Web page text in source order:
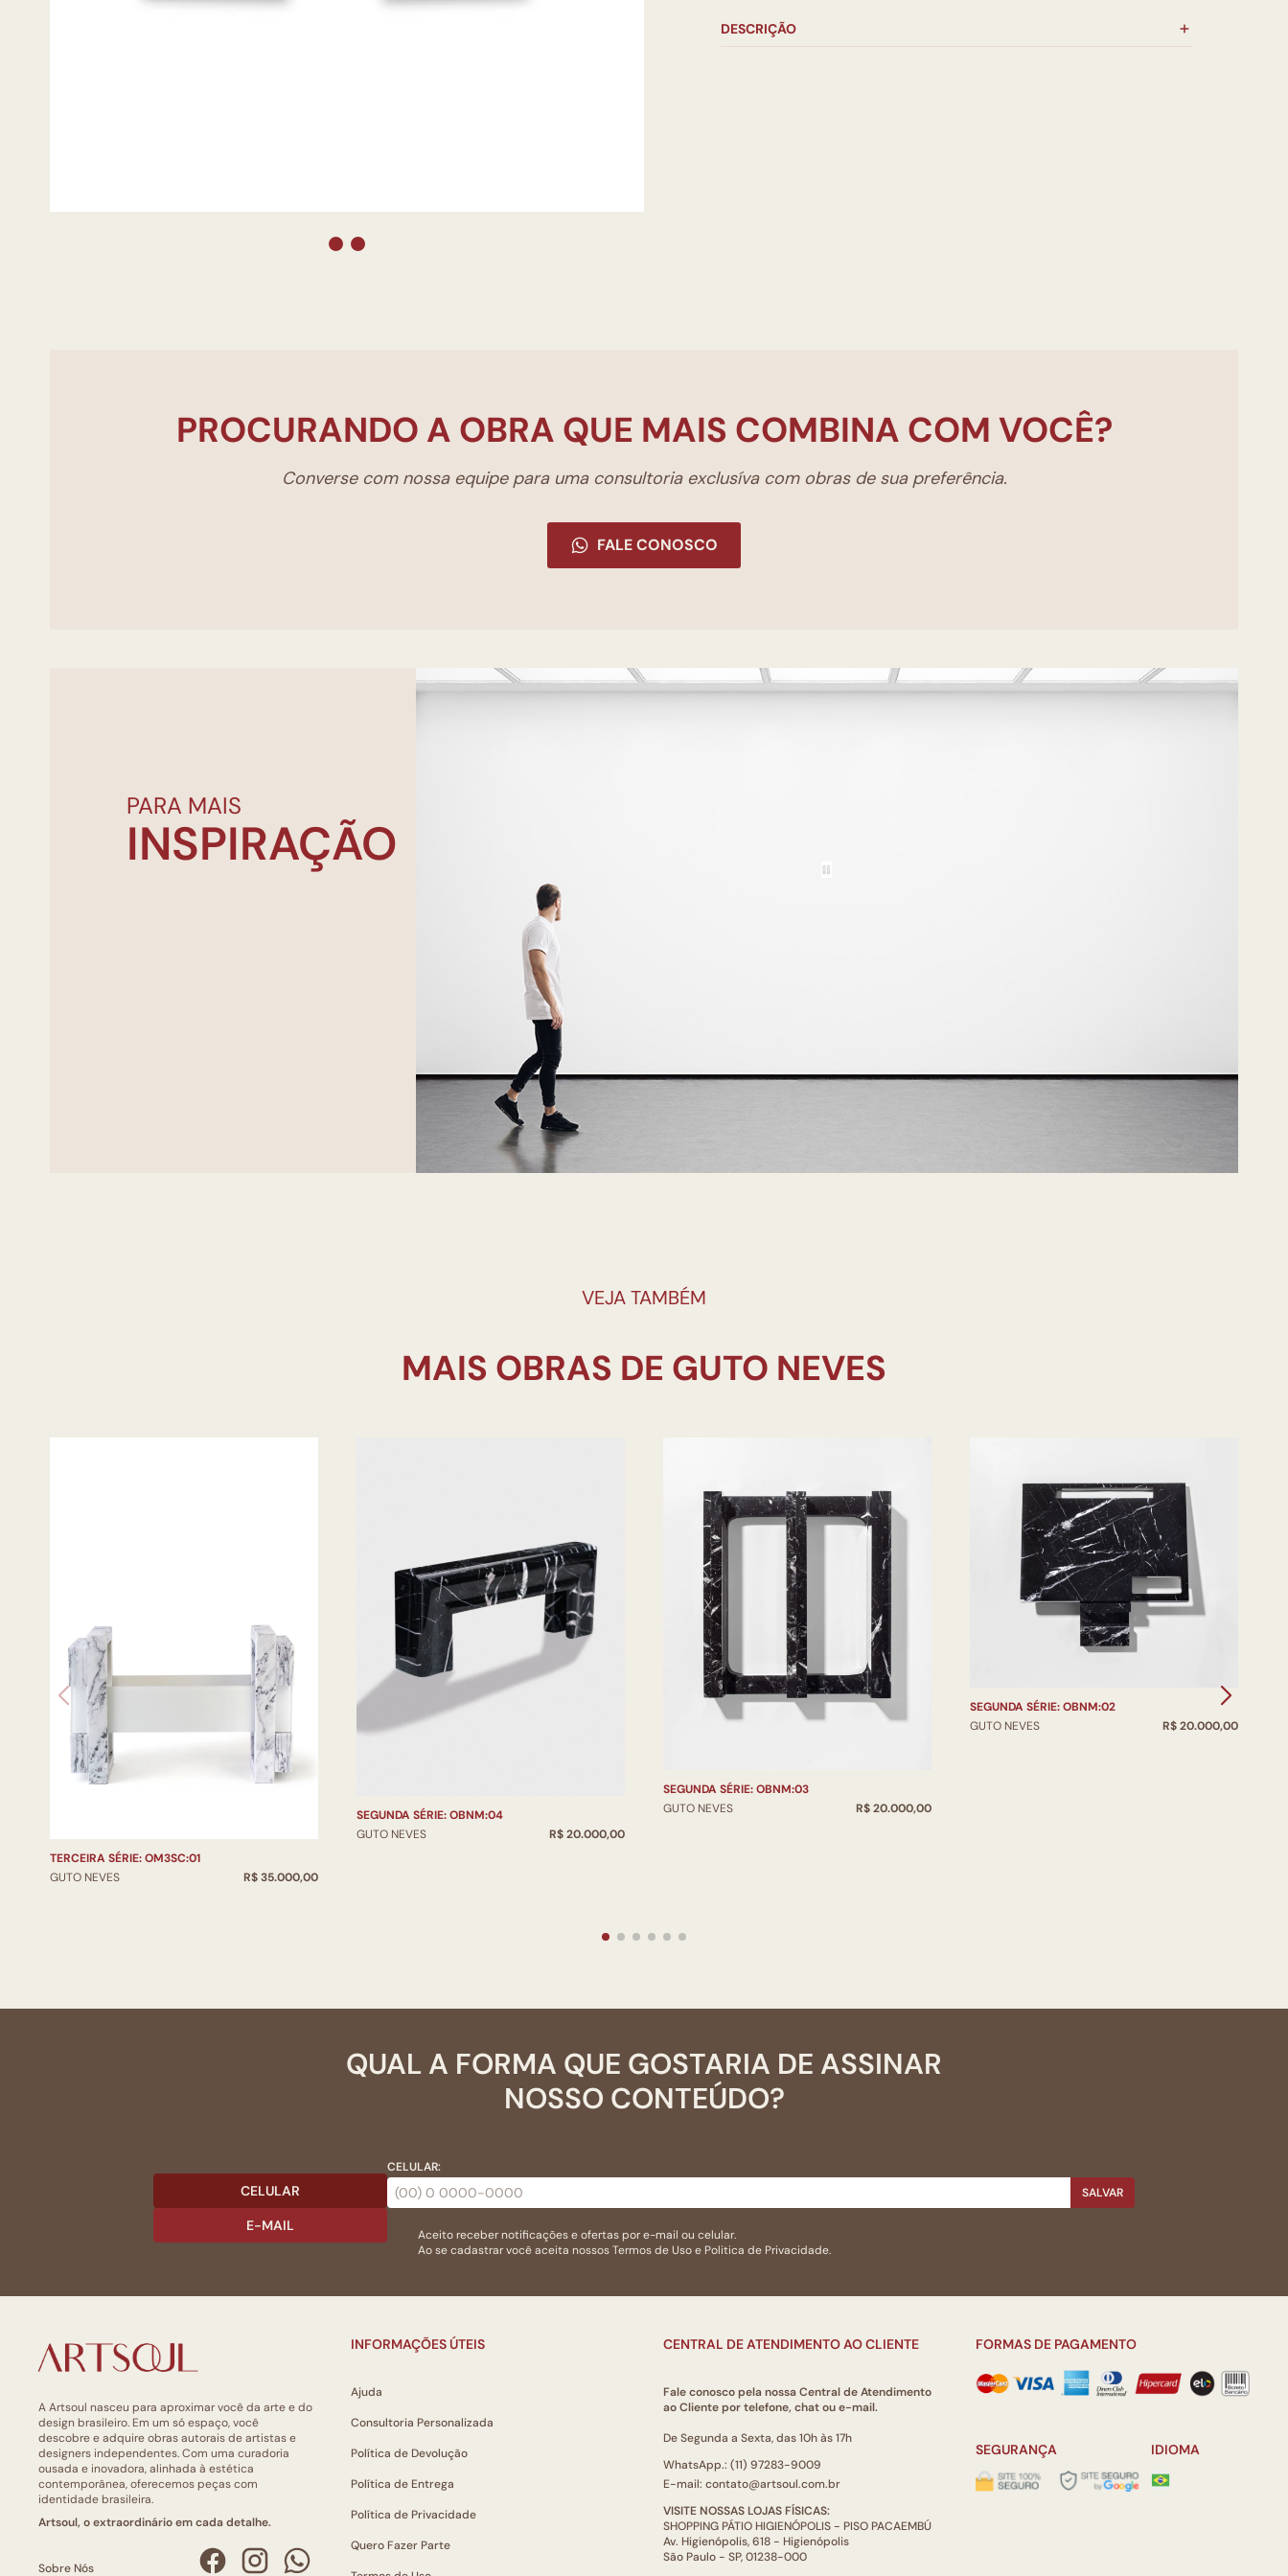
DESCRIÇÃO
PROCURANDO A OBRA QUE MAIS COMBINA COM VOCÊ?
Converse com nossa equipe para uma consultoria exclusíva com obras de sua preferência.
FALE CONOSCO
PARA MAIS
INSPIRAÇÃO
VEJA TAMBÉM
TERCEIRA SÉRIE: OM3SC:01
GUTO NEVES
R$ 35.000,00
SEGUNDA SÉRIE: OBNM:04
GUTO NEVES
R$ 20.000,00
SEGUNDA SÉRIE: OBNM:03
GUTO NEVES
R$ 20.000,00
SEGUNDA SÉRIE: OBNM:02
GUTO NEVES
R$ 20.000,00
QUAL A FORMA QUE GOSTARIA DE ASSINAR
NOSSO CONTEÚDO?
CELULAR
E-MAIL
CELULAR:
SALVAR
Aceito receber notificações e ofertas por e-mail ou celular.
Ao se cadastrar você aceita nossosTermos de Usoe Politica de Privacidade.
A Artsoul nasceu para aproximar você da arte e do
design brasileiro. Em um só espaço, você
descobre e adquire obras autorais de artistas e
designers independentes. Com uma curadoria
ousada e inovadora, alinhada à estética
contemporânea, oferecemos peças com
identidade brasileira.
Artsoul, o extraordinário em cada detalhe.
Sobre Nós
INFORMAÇÕES ÚTEIS
Ajuda
Consultoria Personalizada
Política de Devolução
Política de Entrega
Política de Privacidade
Quero Fazer Parte
CENTRAL DE ATENDIMENTO AO CLIENTE
Fale conosco pela nossa Central de Atendimento
ao Cliente por telefone, chat ou e-mail.
De Segunda a Sexta, das 10h às 17h
WhatsApp.: (11) 97283-9009
E-mail: contato@artsoul.com.br
VISITE NOSSAS LOJAS FÍSICAS:
SHOPPING PÁTIO HIGIENÓPOLIS - PISO PACAEMBÚ
Av. Higienópolis, 618 - Higienópolis
São Paulo - SP, 01238-000
FORMAS DE PAGAMENTO
SEGURANÇA IDIOMA